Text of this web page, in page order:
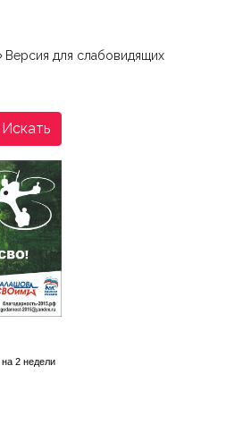
Версия для слабовидящих
Искать